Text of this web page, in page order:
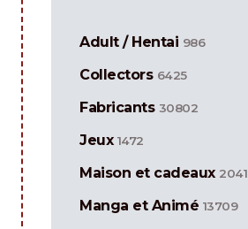
Adult / Hentai 986
Collectors 6425
Fabricants 30802
Jeux 1472
Maison et cadeaux 2041
Manga et Animé 13709